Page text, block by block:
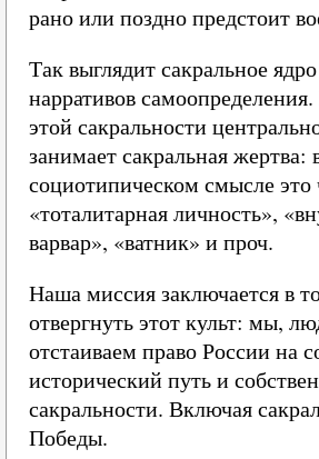
рано или поздно предстоит
Так выглядит сакральное
нарративов
этой сакральности
занимает сакральная жертва:
социотипическом смысле это
«тоталитарная личность»,
варвар», «ватник» и проч.
Наша миссия заключается в
отвергнуть этот культ: мы,
отстаиваем право России на
исторический путь и
сакральности. Включая
Победы.